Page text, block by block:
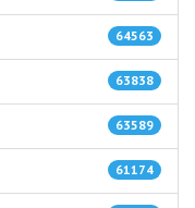
64563
63838
63589
61174